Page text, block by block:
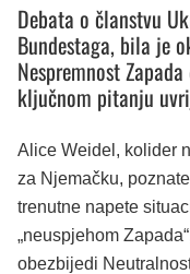
Debata o članstvu
Bundestaga, bila je
Nespremnost
ključnom pitanju
Alice Weidel, kolider
za Njemačku,
trenutne napete
„neuspjehom
obezbijedi